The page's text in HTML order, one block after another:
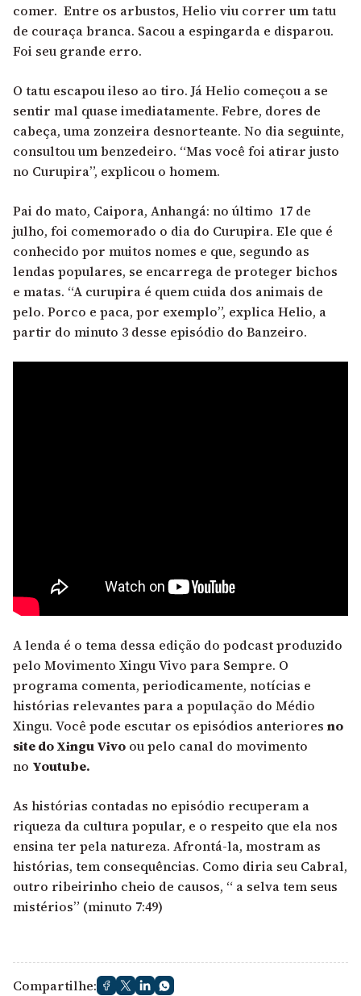
comer. Entre os arbustos, Helio viu correr um tatu
de couraça branca. Sacou a espingarda e disparou.
Foi seu grande erro.
O tatu escapou ileso ao tiro. Já Helio começou a se
sentir mal quase imediatamente. Febre, dores de
cabeça, uma zonzeira desnorteante. No dia seguinte,
consultou um benzedeiro. “Mas você foi atirar justo
no Curupira”, explicou o homem.
Pai do mato, Caipora, Anhangá: no último 17 de
julho, foi comemorado o dia do Curupira. Ele que é
conhecido por muitos nomes e que, segundo as
lendas populares, se encarrega de proteger bichos
e matas. “A curupira é quem cuida dos animais de
pelo. Porco e paca, por exemplo”, explica Helio, a
partir do minuto 3 desse episódio do Banzeiro.
A lenda é o tema dessa edição do podcast produzido
pelo Movimento Xingu Vivo para Sempre. O
programa comenta, periodicamente, notícias e
histórias relevantes para a população do Médio
Xingu. Você pode escutar os episódios anteriores no
site do Xingu Vivo ou pelo canal do movimento
no Youtube.
As histórias contadas no episódio recuperam a
riqueza da cultura popular, e o respeito que ela nos
ensina ter pela natureza. Afrontá-la, mostram as
histórias, tem consequências. Como diria seu Cabral,
outro ribeirinho cheio de causos, “ a selva tem seus
mistérios” (minuto 7:49)
Compartilhe: